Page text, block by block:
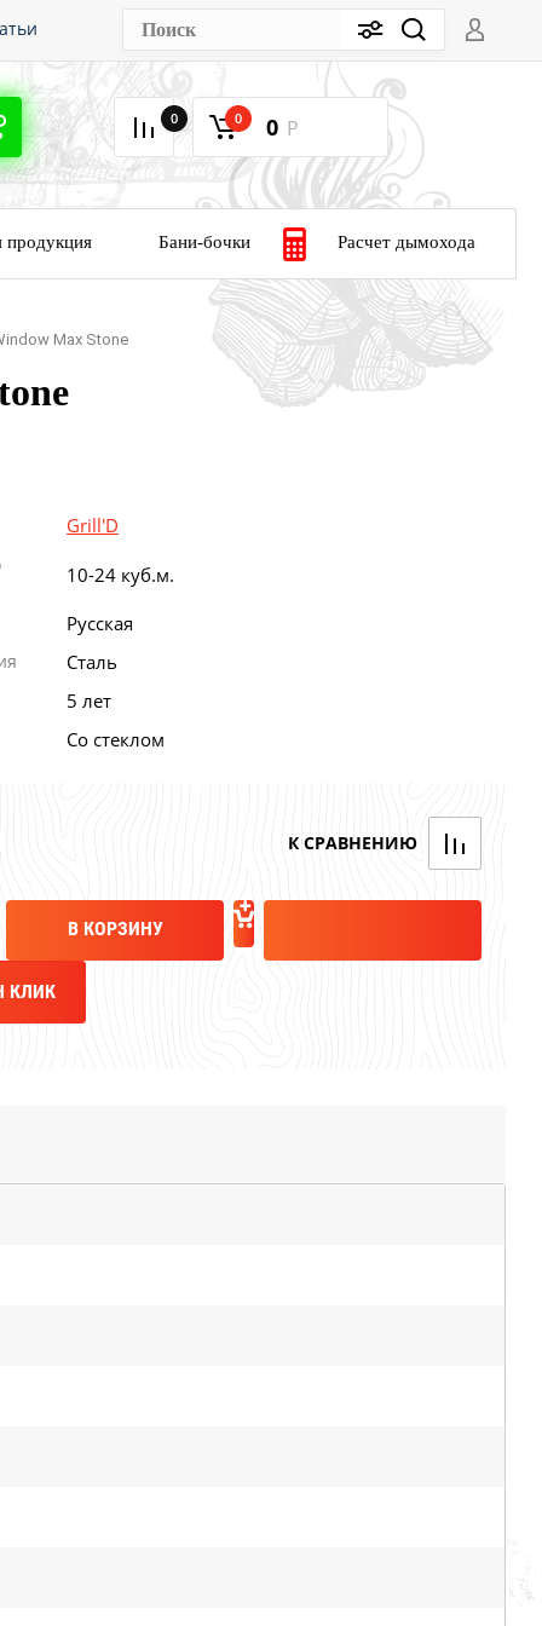
0 0 0 Р
продукция Бани-бочки Расчет дымохода
Max Stone
Grill'D
10-24 куб.м.
Русская
Сталь
5 лет
Со стеклом
В КОРЗИНУ
КЛИК